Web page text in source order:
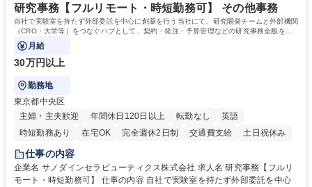
ール管理が出来る方。※将来的に他部署（営業部門、コーポレート部門）
へのジョブローテーションの可能性があります。 学歴・資格 学歴：大学
院 大学 語学力： 資格：宅地建物取引士
研究事務【フルリモート・時短勤務可】 その他事務
自社で実験室を持たず外部委託を中心に創薬を行う当社にて、研究開発チームと外部機関
（CRO・大学等）をつなぐハブとして、契約・発注・予算管理などの研究事務全般をお
任せします。
月給
30万円以上
勤務地
東京都中央区
主婦・主夫歓迎
年間休日120日以上 転勤なし
英語
時短勤務あり
在宅OK 完全週休2日制 交通費支給 土日祝休み
仕事の内容
企業名 サノダインセラピューティクス株式会社 求人名 研究事務【フルリ
モート・時短勤務可】 仕事の内容 自社で実験室を持たず外部委託を中心